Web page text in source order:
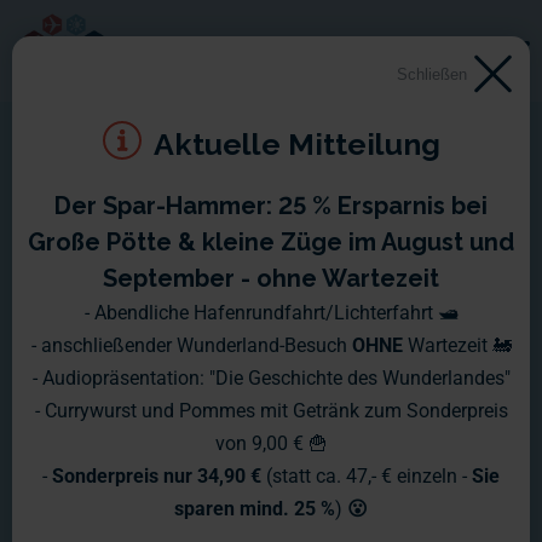
Schließen
Aktuelle Mitteilung
Der Spar-Hammer: 25 % Ersparnis bei
Große Pötte & kleine Züge im August und
September - ohne Wartezeit
- Abendliche Hafenrundfahrt/Lichterfahrt 🛥️
- anschließender Wunderland-Besuch OHNE Wartezeit 🚂
- Audiopräsentation: "Die Geschichte des Wunderlandes"
- Currywurst und Pommes mit Getränk zum Sonderpreis
von 9,00 € 🍟
- Sonderpreis nur 34,90 € (statt ca. 47,- € einzeln - Sie
sparen mind. 25 %) 😮